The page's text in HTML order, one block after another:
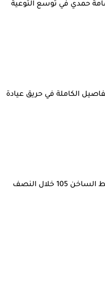
حمدي في توسع التوعية
الكاملة في حريق عيادة
الصحة: ارتفاع الإقبال على الخط الساخن 105 خلال النصف